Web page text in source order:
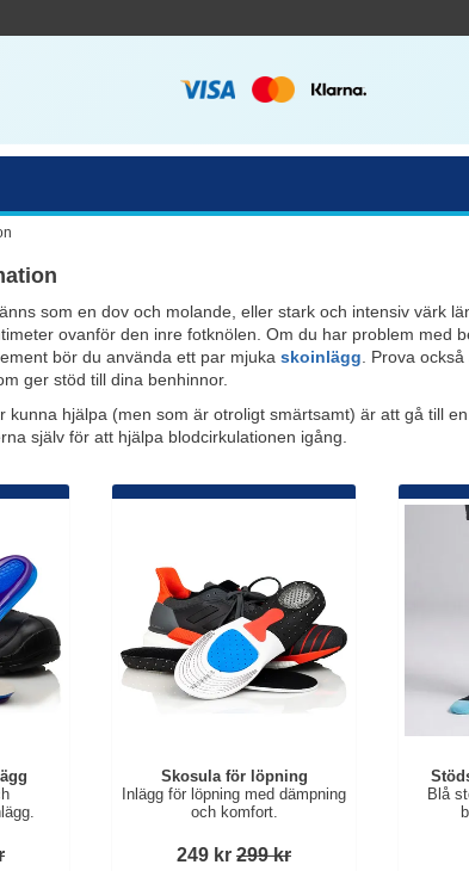
som en dov och molande, eller stark och intensiv värk
ovanför den inre fotknölen. Om du har problem med
bör du använda ett par mjuka skoinlägg. Prova
ger stöd till dina benhinnor.
kunna hjälpa (men som är otroligt smärtsamt) är att gå till
själv för att hjälpa blodcirkulationen igång.
Skosula för löpning
Inlägg för löpning med dämpning
och komfort.
249 kr 299 kr
Blå